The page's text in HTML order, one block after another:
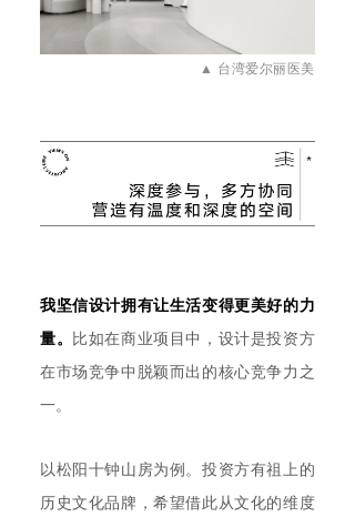
▲ 台湾爱尔丽医美
我坚信设计拥有让生活变得更美好的力
量。
比如在商业项目中，设计是投资方
在市场竞争中脱颖而出的核心竞争力之
一。
以松阳十钟山房为例。投资方有祖上的
历史文化品牌，希望借此从文化的维度